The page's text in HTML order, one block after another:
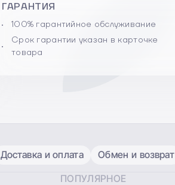
ГАРАНТИЯ
100% гарантийное обслуживание
Срок гарантии указан в карточке
товара
Доставка и оплата Обмен и возврат
ПОПУЛЯРНОЕ